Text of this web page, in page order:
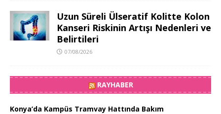
Uzun Süreli Ülseratif Kolitte Kolon
Kanseri Riskinin Artışı Nedenleri ve
Belirtileri
07/08/2026
RAYHABER
Konya’da Kampüs Tramvay Hattında Bakım